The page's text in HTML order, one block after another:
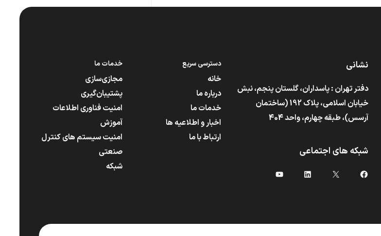
نشانی
دفتر تهران : پاسداران، گلستان پنجم، نبش
خیابان اسلامی، پلاک 192 (ساختمان
آرسس)،‌ طبقه چهارم، واحد 404
شبکه های اجتماعی
فیس‌بوک
X لینکداینیوتیوب
دسترسی سریع
خانه
درباره ما
خدمات ما
اخبار و اطلاعیه ها
ارتباط با ما
خدمات ما
مجازی‌سازی
پشتیبان‌گیری
امنیت فناوری اطلاعات
آموزش
امنیت سیستم های کنترل
صنعتی
شبکه